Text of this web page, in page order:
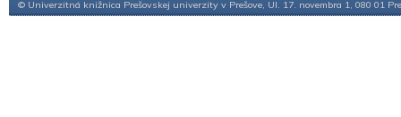
© Univerzitná knižnica Prešovskej univerzity v Prešove, Ul. 17. novembra 1, 080 01